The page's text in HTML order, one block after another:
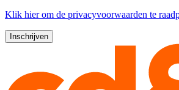
Klik hierom de privacyvoorwaarden te